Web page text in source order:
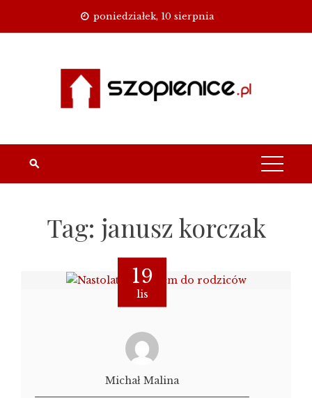
poniedziałek, 10 sierpnia
Tag: janusz korczak
19
lis
Michał Malina